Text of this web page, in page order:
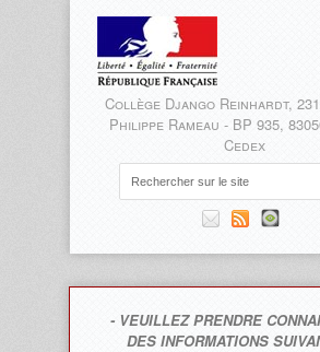
Collège Django Reinhardt,
Philippe Rameau - BP 935,
Cedex
- VEUILLEZ PRENDRE
DES INFORMATIONS